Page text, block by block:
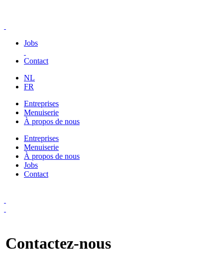
Jobs
Contact
NL
FR
Entreprises
Menuiserie
À propos de nous
Entreprises
Menuiserie
À propos de nous
Jobs
Contact
Contactez-nous